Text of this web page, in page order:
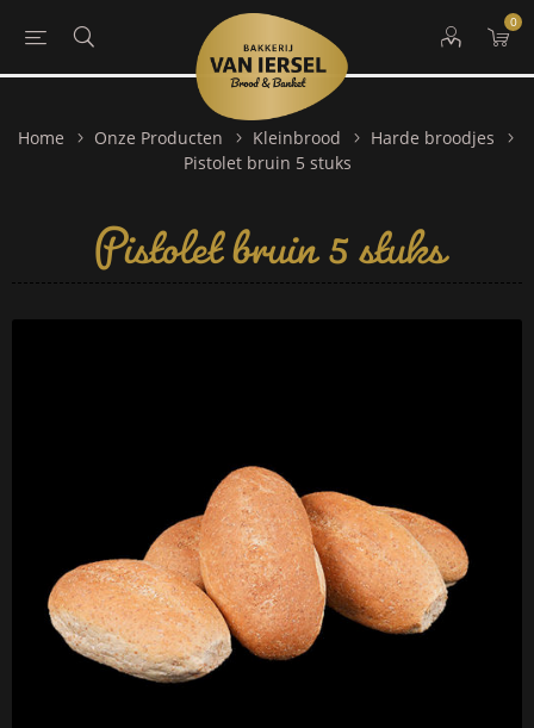
0
Home Onze Producten Kleinbrood
Harde broodjes
Pistolet bruin 5 stuks
Pistolet bruin 5 stuks